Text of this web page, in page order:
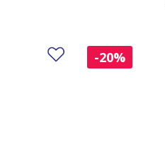
Добави в любими
-20%